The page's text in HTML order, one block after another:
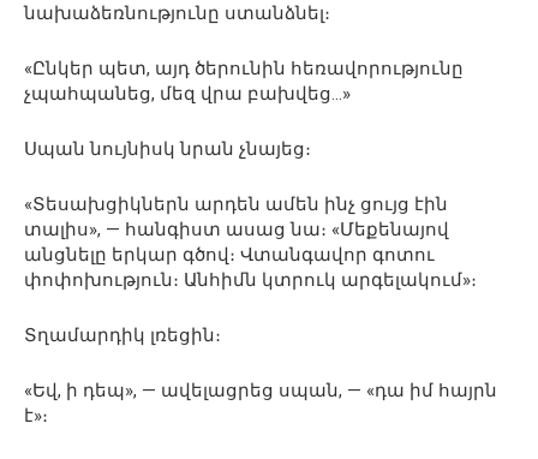
նախաձեռնությունը ստանձնել։
«Ընկեր պետ, այդ ծերունին հեռավորությունը
չպահպանեց, մեզ վրա բախվեց…»
Սպան նույնիսկ նրան չնայեց։
«Տեսախցիկներն արդեն ամեն ինչ ցույց էին
տալիս», — հանգիստ ասաց նա։ «Մեքենայով
անցնելը երկար գծով։ Վտանգավոր գոտու
փոփոխություն։ Անհիմն կտրուկ արգելակում»։
Տղամարդիկ լռեցին։
«Եվ, ի դեպ», — ավելացրեց սպան, — «դա իմ հայրն
է»։